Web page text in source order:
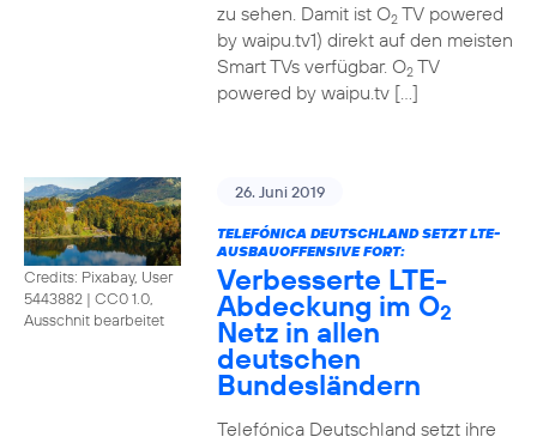
zu sehen. Damit ist O2TV powered
by waipu.tv1) direkt auf den meisten
Smart TVs verfügbar. O2TV
powered by waipu.tv […]
Credits: Pixabay, User
5443882 | CC0 1.0,
Ausschnit bearbeitet
26. Juni 2019
TELEFÓNICA DEUTSCHLAND SETZT LTE-
AUSBAUOFFENSIVE FORT:
Verbesserte LTE-
Abdeckung im O2
Netz in allen
deutschen
Bundesländern
Telefónica Deutschland setzt ihre